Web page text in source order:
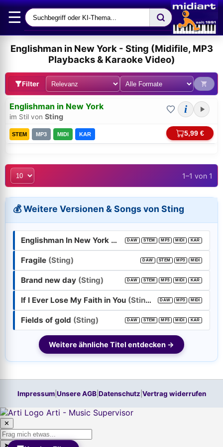
☰
Englishman in New York - Sting (Midifile, MP3
Playbacks & Karaoke Video)
Filter
Englishman in New York
im Stil von Sting
i
STEM MP3 MIDI KAR 5,99 €
1–1 von 1
💰 Weitere Versionen & Songs von Sting
Englishman In New York (Sting)
DAW STEM MP3 MIDI KAR
Fragile (Sting) DAW STEM MP3 MIDI
Brand new day (Sting) DAW STEM MP3 MIDI KAR
If I Ever Lose My Faith in You (Sting) DAW MP3 MIDI
Fields of gold (Sting) DAW STEM MP3 MIDI KAR
Weitere ähnliche Titel entdecken →
Impressum| Unsere AGB| Datenschutz Vertrag widerrufen
Arti - Music Supervisor
✕
➤
E-Mail-Adresse:
Passwort:
Weiter
Trage bitte vorher Deine E-Mail-Adresse in das Feld oben ein.
Hilfe, ich habe mein
Passwortvergessen!
Neu hier? Jetzt kostenloses Konto anlegen